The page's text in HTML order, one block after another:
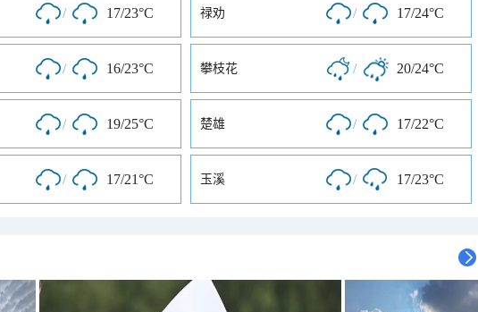
/ 17/23°C 禄劝 / 17/24°C
/ 16/23°C 攀枝花 / 20/24°C
/ 19/25°C 楚雄 / 17/22°C
/ 17/21°C 玉溪 / 17/23°C